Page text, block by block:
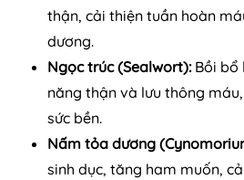
thận, cải thiện tuần hoàn
dương.
Ngọc trúc (Sealwort):Bồi bổ
năng thận và lưu thông
sức bền.
Nấm tỏa dương
sinh dục, tăng ham muốn,